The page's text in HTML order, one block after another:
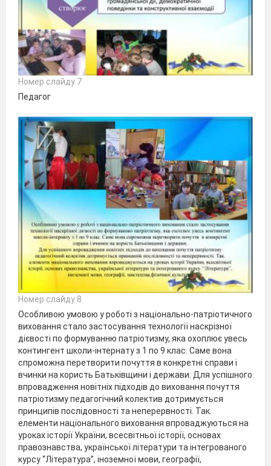
Номер слайду 7
Педагог
Номер слайду 8
Особливою умовою у роботі з національно-патріотичного
виховання стало застосування технології наскрізної
дієвості по формуванню патріотизму, яка охоплює увесь
контингент школи-інтернату з 1 по 9 клас. Саме вона
спроможна перетворити почуття в конкретні справи і
вчинки на користь Батьківщини і держави. Для успішного
впровадження новітніх підходів до виховання почуття
патріотизму педагогічний колектив дотримується
принципів послідовності та неперервності. Так.
елементи національного виховання впроваджуються на
уроках історії України, всесвітньої історії, основах
правознавства, української літератури та інтегрованого
курсу “Література”, іноземної мови, географії,